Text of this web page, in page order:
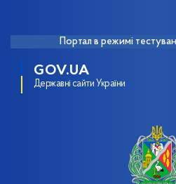
Портал в режимі
GOV.UA
Державні сайти України